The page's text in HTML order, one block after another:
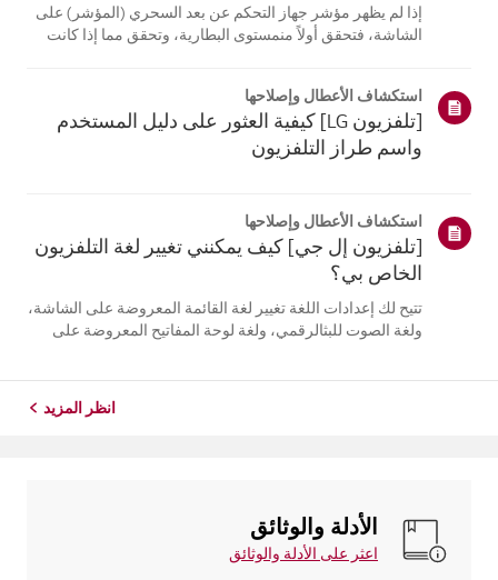
إذا لم يظهر مؤشر جهاز التحكم عن بعد السحري (المؤشر) على
الشاشة، فتحقق أولاً منمستوى البطارية، وتحقق مما إذا كانت
التلفزيون. أعد تسج...
استكشاف الأعطال وإصلاحها
[تلفزيون LG] كيفية العثور على دليل المستخدم
واسم طراز التلفزيون
استكشاف الأعطال وإصلاحها
[تلفزيون إل جي] كيف يمكنني تغيير لغة التلفزيون
الخاص بي؟
تتيح لك إعدادات اللغة تغيير لغة القائمة المعروضة على الشاشة،
ولغة الصوت للبثالرقمي، ولغة لوحة المفاتيح المعروضة على
انظر المزيد
الأدلة والوثائق
اعثر على الأدلة والوثائق